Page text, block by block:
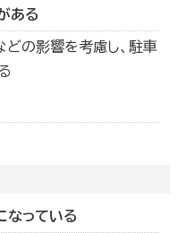
ある
どの影響を考慮し、駐車
なっている